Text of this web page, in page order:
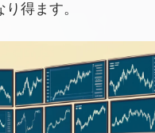
得ます。